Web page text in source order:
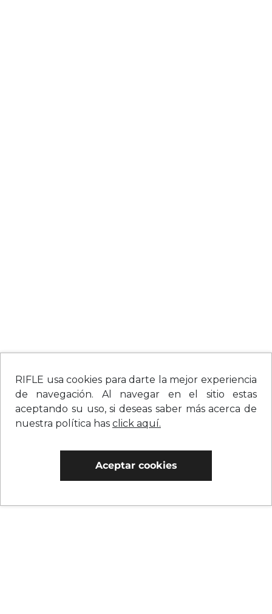
RIFLE usa cookies para darte la mejor experiencia
de navegación. Al navegar en el sitio estas
aceptando su uso, si deseas saber más acerca de
nuestra política has click aquí.
Aceptar cookies